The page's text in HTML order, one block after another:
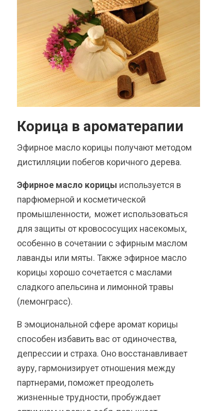
Корица в ароматерапии
Эфирное масло корицы получают методом
дистилляции побегов коричного дерева.
Эфирное масло корицы используется в
парфюмерной и косметической
промышленности, может использоваться
для защиты от кровососущих насекомых,
особенно в сочетании с эфирным маслом
лаванды или мяты. Также эфирное масло
корицы хорошо сочетается с маслами
сладкого апельсина и лимонной травы
(лемонграсс).
В эмоциональной сфере аромат корицы
способен избавить вас от одиночества,
депрессии и страха. Оно восстанавливает
ауру, гармонизирует отношения между
партнерами, поможет преодолеть
жизненные трудности, пробуждает